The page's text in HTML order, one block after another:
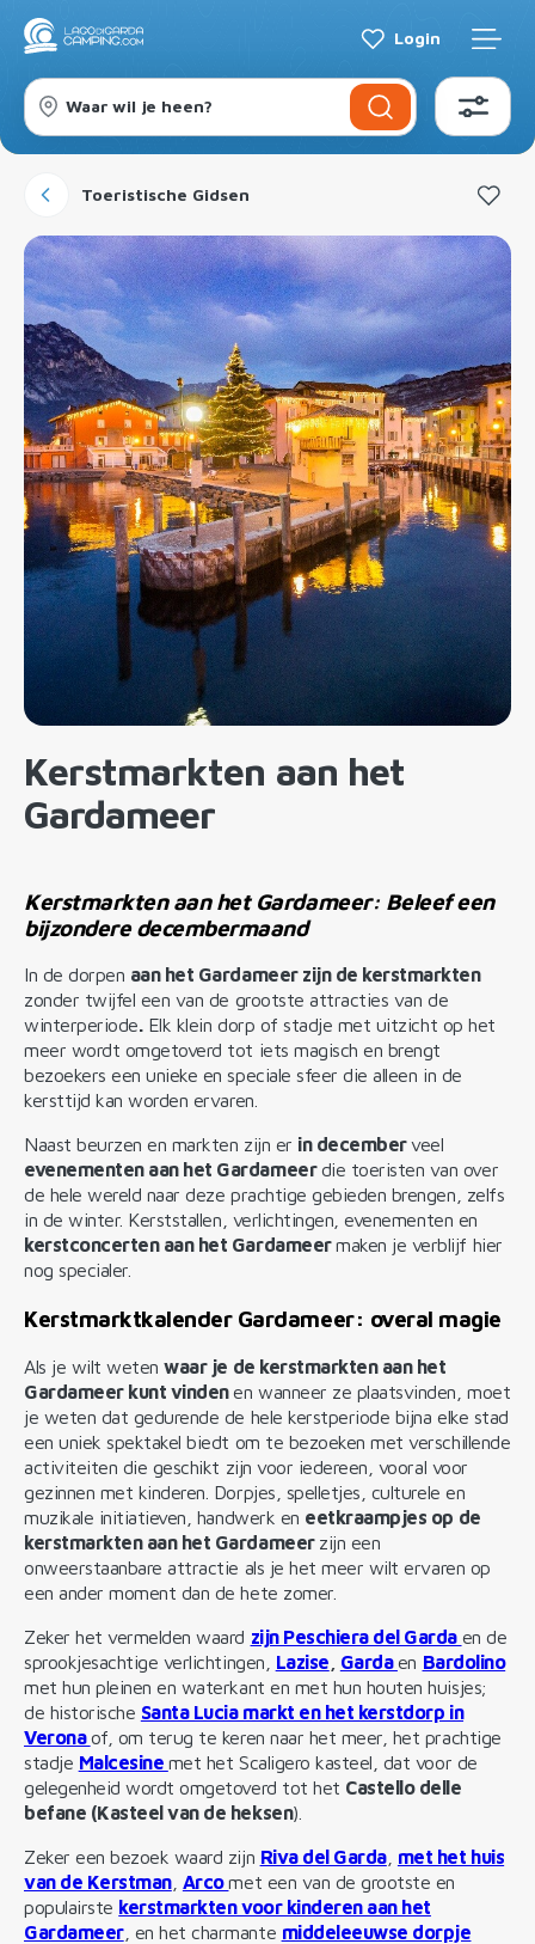
Login
Waar wil je heen?
Toeristische Gidsen
Kerstmarkten aan het
Gardameer
Kerstmarkten aan het Gardameer: Beleef een
bijzondere decembermaand
In de dorpen aan het Gardameer zijn de kerstmarkten
zonder twijfel een van de grootste attracties van de
winterperiode.Elk klein dorp of stadje met uitzicht op het
meer wordt omgetoverd tot iets magisch en brengt
bezoekers een unieke en speciale sfeer die alleen in de
kersttijd kan worden ervaren.
Naast beurzen en markten zijn er in decemberveel
evenementen aan het Gardameerdie toeristen van over
de hele wereld naar deze prachtige gebieden brengen, zelfs
in de winter. Kerststallen, verlichtingen, evenementen en
kerstconcerten aan het Gardameermaken je verblijf hier
nog specialer.
Kerstmarktkalender Gardameer: overal magie
Als je wilt wetenwaar je de kerstmarkten aan het
Gardameer kunt vindenen wanneer ze plaatsvinden, moet
je weten dat gedurende de hele kerstperiode bijna elke stad
een uniek spektakel biedt om te bezoeken met verschillende
activiteiten die geschikt zijn voor iedereen, vooral voor
gezinnen met kinderen. Dorpjes, spelletjes, culturele en
muzikale initiatieven, handwerk en eetkraampjes op de
kerstmarkten aan het Gardameer zijn een
onweerstaanbare attractie als je het meer wilt ervaren op
een ander moment dan de hete zomer.
Zeker het vermelden waard zijn Peschiera del Garda en de
sprookjesachtige verlichtingen, Lazise Gardaen Bardolino
met hun pleinen en waterkant en met hun houten huisjes;
de historische Santa Lucia markt en het kerstdorp in
Veronaof, om terug te keren naar het meer, het prachtige
stadje Malcesine met het Scaligero kasteel, dat voor de
gelegenheid wordt omgetoverd tot het Castello delle
befane (Kasteel van de heksen).
Zeker een bezoek waard zijn Riva del Garda, met het huis
van de Kerstman, Arcomet een van de grootste en
populairste kerstmarkten voor kinderen aan het
Gardameer, en het charmante middeleeuwse dorpje